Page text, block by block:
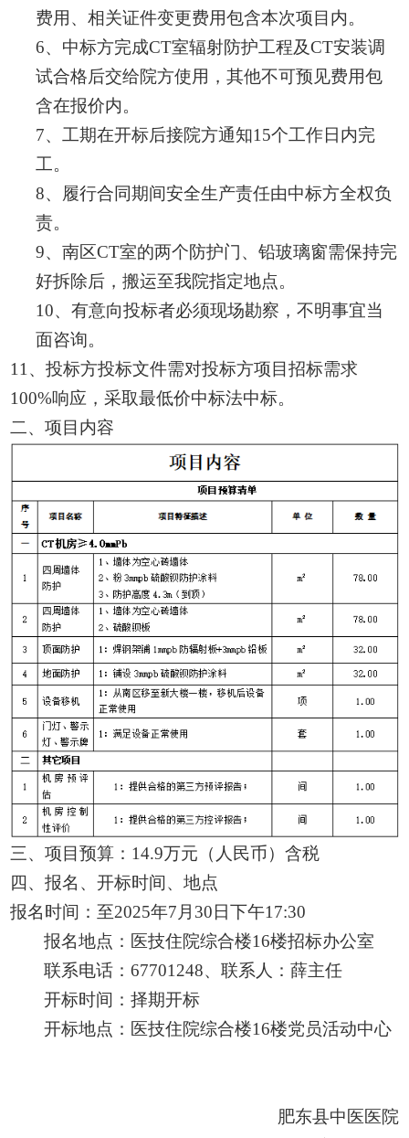
费用 、相关证件变更费用包含本次项目 内。
6、中标方完成CT室辐射防护工程及CT安装调
试合格后交给院方使用，其他不可预见费用包
含在报价内。
7、工期在开标后接院方通知1 5个工作日内完
工。
8、 履行合同期间安全生产责任由中标方全权负
责。
9、南区CT室的两个防护门、铅玻璃窗需保持完
好拆除后，搬运至我院指定地点。
10、有意向投标者必须现场勘察，不明事宜当
面咨询。
11、投标方投标文件需对投标方项目招标需求
100%响应，采取最低价中标法中标。
二、项目内容
三、项目预算： 14.9万元 （人民币）含税
四、报名、开标时间、地点
报名时间：至2025年7 月 30 日下午17:30
报名地点：医技住院综合楼16楼招标办公室
联系电话：67701248、联系人：薛主任
开标时间：择期开标
开标地点：医技住院综合楼16楼党员活动中心
肥东县中医医院